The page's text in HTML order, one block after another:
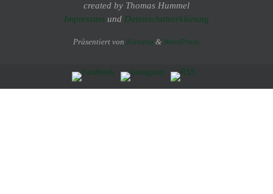
created by Thomas Hummel
Impressum und Datenschutzerklärung
Präsentiert von Nirvana & WordPress.